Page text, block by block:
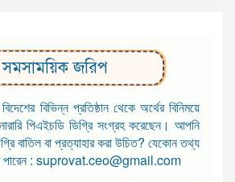
সমসাময়িক জরিপ
বিদেশের বিভিন্ন প্রতিষ্ঠান থেকে অর্থের বিনিময়ে
পিএইচডি ডিগ্রি সংগ্রহ করেছেন। আপনি
বাতিল বা প্রত্যাহার করা উচিত? যেকোন তথ্য
পারেন : suprovat.ceo@gmail.com